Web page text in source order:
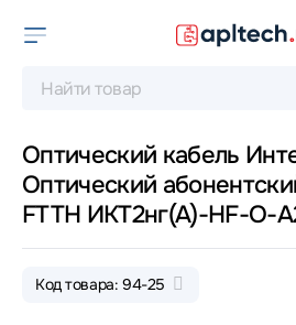
Оптический кабель
Оптический
FTTН ИКТ2нг(A)-HF-О-
Код товара: 94-25